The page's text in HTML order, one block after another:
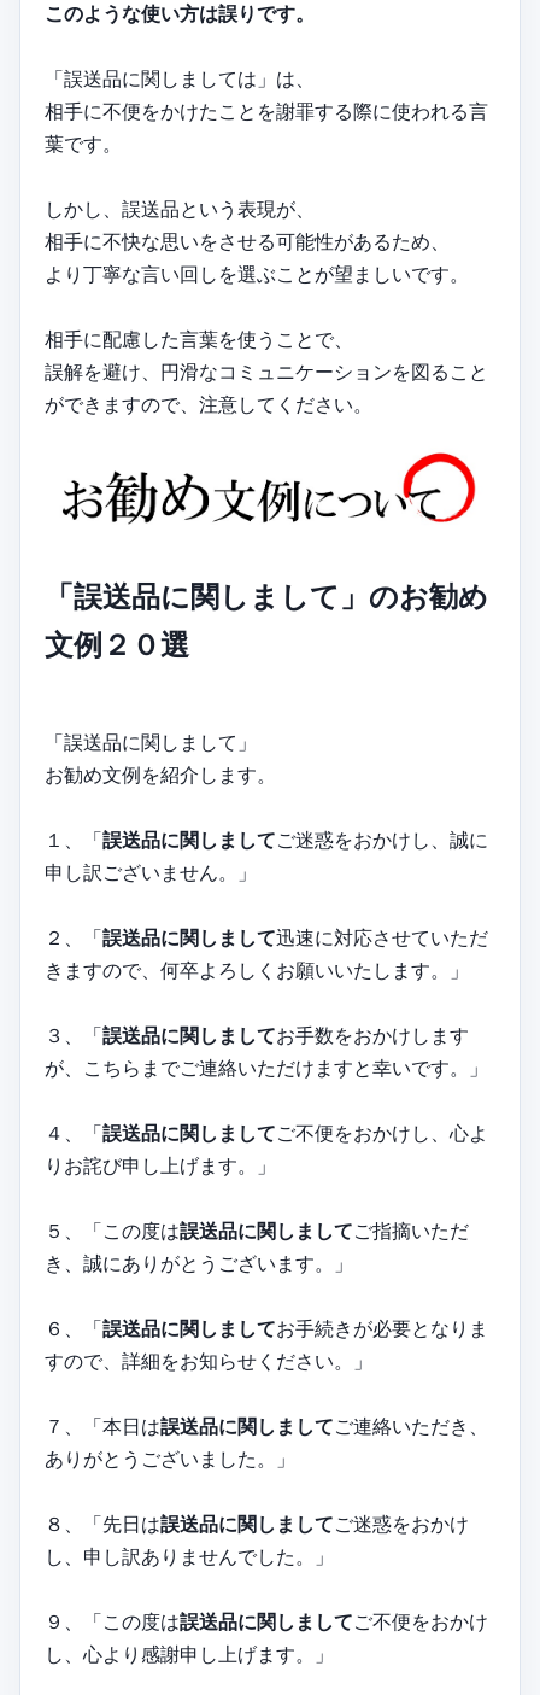
このような使い方は誤りです。
「誤送品に関しましては」は、
相手に不便をかけたことを謝罪する際に使われる言
葉です。
しかし、誤送品という表現が、
相手に不快な思いをさせる可能性があるため、
より丁寧な言い回しを選ぶことが望ましいです。
相手に配慮した言葉を使うことで、
誤解を避け、円滑なコミュニケーションを図ること
ができますので、注意してください。
「誤送品に関しまして」のお勧め
文例２０選
「誤送品に関しまして」
お勧め文例を紹介します。
１、「誤送品に関しましてご迷惑をおかけし、誠に
申し訳ございません。」
２、「誤送品に関しまして迅速に対応させていただ
きますので、何卒よろしくお願いいたします。」
３、「誤送品に関しましてお手数をおかけします
が、こちらまでご連絡いただけますと幸いです。」
４、「誤送品に関しましてご不便をおかけし、心よ
りお詫び申し上げます。」
５、「この度は誤送品に関しましてご指摘いただ
き、誠にありがとうございます。」
６、「誤送品に関しましてお手続きが必要となりま
すので、詳細をお知らせください。」
７、「本日は誤送品に関しましてご連絡いただき、
ありがとうございました。」
８、「先日は誤送品に関しましてご迷惑をおかけ
し、申し訳ありませんでした。」
９、「この度は誤送品に関しましてご不便をおかけ
し、心より感謝申し上げます。」